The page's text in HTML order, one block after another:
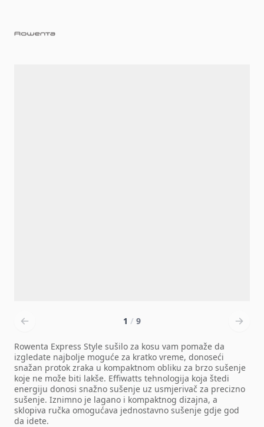
1 / 9
Rowenta Express Style sušilo za kosu vam pomaže da
izgledate najbolje moguće za kratko vreme, donoseći
snažan protok zraka u kompaktnom obliku za brzo sušenje
koje ne može biti lakše. Effiwatts tehnologija koja štedi
energiju donosi snažno sušenje uz usmjerivač za precizno
sušenje. Iznimno je lagano i kompaktnog dizajna, a
sklopiva ručka omogućava jednostavno sušenje gdje god
da idete.